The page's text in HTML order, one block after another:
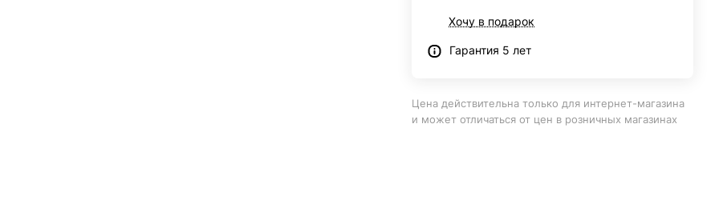
Хочу в подарок
Гарантия 5 лет
Цена действительна только для интернет-магазина
и может отличаться от цен в розничных магазинах